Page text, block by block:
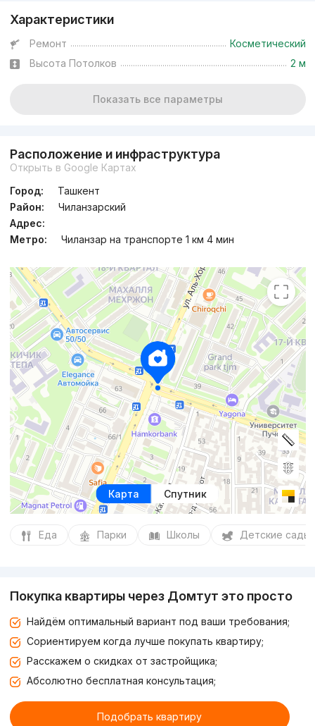
Характеристики
Ремонт
Косметический
Высота Потолков
2 м
Показать все параметры
Расположение и инфраструктура
Открыть в Google Картах
Город:
Ташкент
Район:
Чиланзарский
Адрес:
Метро:
Чиланзар на транспорте 1 км 4 мин
Карта Спутник
Еда Парки Школы Детские сады
Покупка квартиры через Домтут это просто
Найдём оптимальный вариант под ваши требования;
Сориентируем когда лучше покупать квартиру;
Расскажем о скидках от застройщика;
Абсолютно бесплатная консультация;
Подобрать квартиру